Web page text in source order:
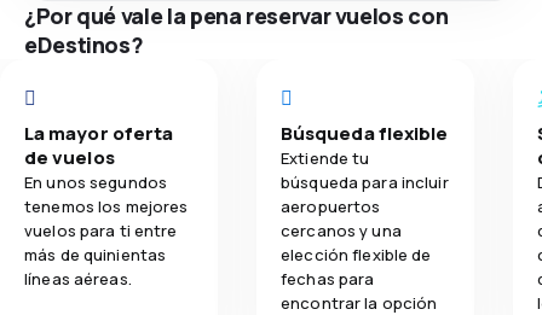
¿Por qué vale la pena reservar vuelos con
eDestinos?
La mayor oferta
de vuelos
En unos segundos
tenemos los mejores
vuelos para ti entre
más de quinientas
líneas aéreas.
Búsqueda flexible
Extiende tu
búsqueda para incluir
aeropuertos
cercanos y una
elección flexible de
fechas para
encontrar la opción